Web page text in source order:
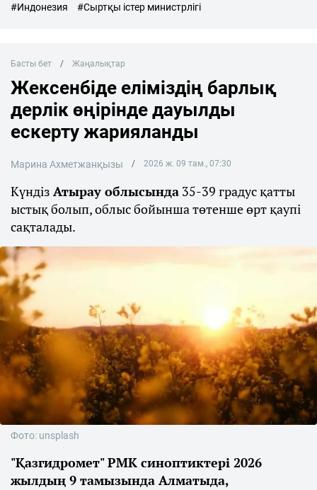
#Индонезия #Сыртқы істер министрлігі
Басты бет Жаңалықтар
Жексенбіде еліміздің барлық
дерлік өңірінде дауылды
ескерту жарияланды
Марина Ахметжанқызы 2026 ж. 09 там., 07:30
Күндіз Атырау облысында 35-39 градус қатты
ыстық болып, облыс бойынша төтенше өрт қаупі
сақталады.
Фото: unsplash
"Қазгидромет" РМК синоптиктері 2026
жылдың 9 тамызында Алматыда,